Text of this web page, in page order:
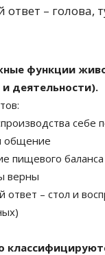
– голова,
функции
деятельности).
себе
общение
пищевого баланса
верны
– стол и